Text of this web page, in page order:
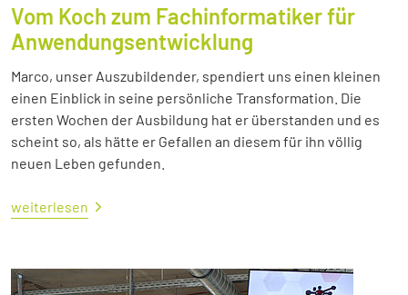
Vom Koch zum Fachinformatiker für
Anwendungsentwicklung
Marco, unser Auszubildender, spendiert uns einen kleinen
einen Einblick in seine persönliche Transformation. Die
ersten Wochen der Ausbildung hat er überstanden und es
scheint so, als hätte er Gefallen an diesem für ihn völlig
neuen Leben gefunden.
weiterlesen